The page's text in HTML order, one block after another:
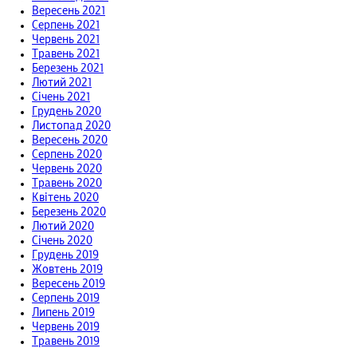
Вересень 2021
Серпень 2021
Червень 2021
Травень 2021
Березень 2021
Лютий 2021
Січень 2021
Грудень 2020
Листопад 2020
Вересень 2020
Серпень 2020
Червень 2020
Травень 2020
Квітень 2020
Березень 2020
Лютий 2020
Січень 2020
Грудень 2019
Жовтень 2019
Вересень 2019
Серпень 2019
Липень 2019
Червень 2019
Травень 2019